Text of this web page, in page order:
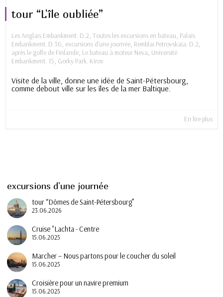
tour “L'île oubliée”
Les Anglais Embankment. D.2 Toutes les excursions en bateau Palais
Embankment. D.36 excursions d'une journée Remblai Petrovskaïa. D.2
après le golfe de Finlande Le bateau à moteur Neva Université
Embankment. 15 Gorky Park. Kirov
Visite de la ville, donne une idée de Saint-Pétersbourg,
comme debout ville sur les îles de la mer Baltique.
En lire plus
excursions d'une journée
tour “Dômes de Saint-Pétersbourg”
23.06.2026
Cruise "Lachta - Centre
15.06.2025
Marcher – Nous partons pour le coucher du soleil
15.06.2025
Croisière pour un navire premium
15.06.2025